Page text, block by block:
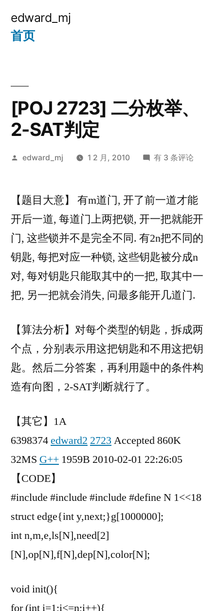
edward_mj
首页
[POJ 2723] 二分枚举、
2-SAT判定
发
edward_mj 1 2 月, 2010
[POJ
分
举、
2-
SAT
定
有 3 条评论
【题目大意】 有m道门, 开了前一道才能
开后一道, 每道门上两把锁, 开一把就能开
门, 这些锁并不是完全不同. 有2n把不同的
钥匙, 每把对应一种锁, 这些钥匙被分成n
对, 每对钥匙只能取其中的一把, 取其中一
把, 另一把就会消失, 问最多能开几道门.
【算法分析】对每个类型的钥匙，拆成两
个点，分别表示用这把钥匙和不用这把钥
匙。然后二分答案，再利用题中的条件构
造有向图，2-SAT判断就行了。
【其它】1A
6398374edward2 2723 Accepted 860K
32MS G++ 1959B 2010-02-01 22:26:05
【CODE】
#include #include #include #define N 1<<18
struct edge{int y,next;}g[1000000];
int n,m,e,ls[N],need[2]
[N],op[N],f[N],dep[N],color[N];
void init(){
for (int i=1;i<=n;i++){